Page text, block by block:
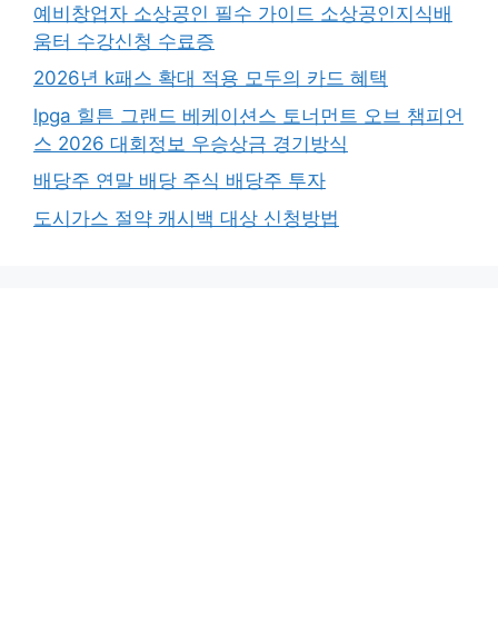
예비창업자 소상공인 필수 가이드 소상공인지식배
움터 수강신청 수료증
2026년 k패스 확대 적용 모두의 카드 혜택
lpga 힐튼 그랜드 베케이션스 토너먼트 오브 챔피언
스 2026 대회정보 우승상금 경기방식
배당주 연말 배당 주식 배당주 투자
도시가스 절약 캐시백 대상 신청방법